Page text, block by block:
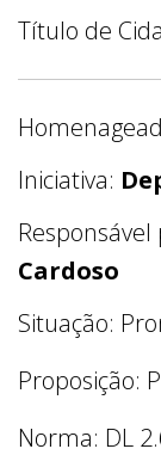
Título de
Iniciativa:
Cardoso
Situação:
Proposição:
Norma: DL